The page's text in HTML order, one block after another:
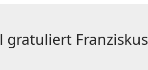
gratuliert Franziskus